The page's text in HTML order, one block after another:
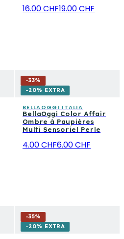
16.00 CHF19.00 CHF
-33%
-20% EXTRA
BELLAOGGI ITALIA
BellaOggi Color Affair
Ombre à Paupières
Multi Sensoriel Perle
4.00 CHF6.00 CHF
-35%
-20% EXTRA